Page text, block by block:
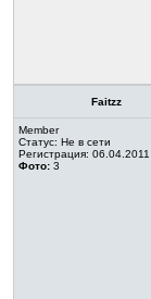
Faitzz
Member
Статус: Не в сети
Регистрация: 06.04.2011
Фото: 3